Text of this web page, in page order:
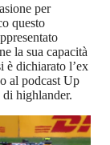
per
questo
la sua capacità
è dichiarato l’ex
al podcast Up
highlander.